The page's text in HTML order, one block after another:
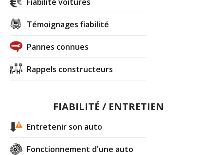
Témoignages fiabilité
Pannes connues
Rappels constructeurs
FIABILITÉ / ENTRETIEN
Entretenir son auto
Fonctionnement d'une auto